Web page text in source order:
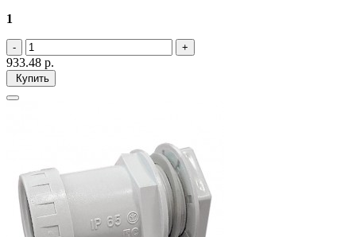
1
933.48 р.
Купить